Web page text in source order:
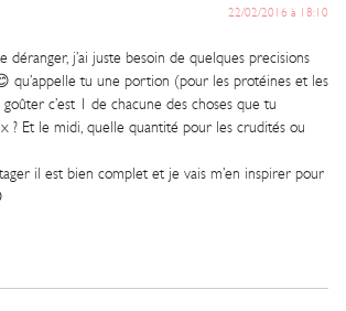
22/02/2016 à 18:10
déranger, j’ai juste besoin de quelques precisions
qu’appelle tu une portion (pour les protéines et les
c’est 1 de chacune des choses que tu
? Et le midi, quelle quantité pour les crudités ou
il est bien complet et je vais m’en inspirer pour